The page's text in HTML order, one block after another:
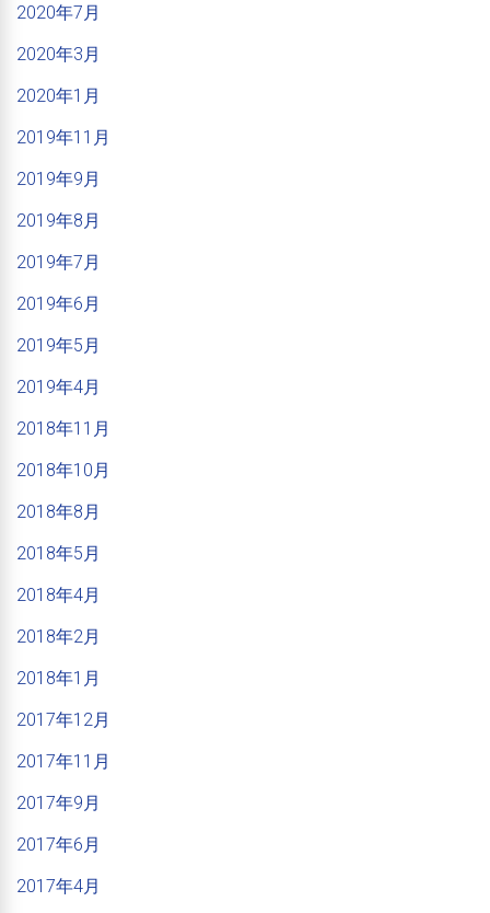
2020年7月
2020年3月
2020年1月
2019年11月
2019年9月
2019年8月
2019年7月
2019年6月
2019年5月
2019年4月
2018年11月
2018年10月
2018年8月
2018年5月
2018年4月
2018年2月
2018年1月
2017年12月
2017年11月
2017年9月
2017年6月
2017年4月